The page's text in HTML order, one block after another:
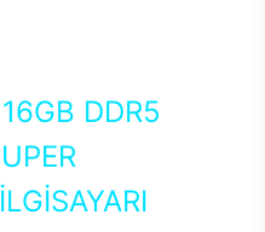
DDR5